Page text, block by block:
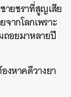
ายชราที่สูญเสีย
ากโลกเพราะ
อยมาหลายปี
งหาคดีวางยา